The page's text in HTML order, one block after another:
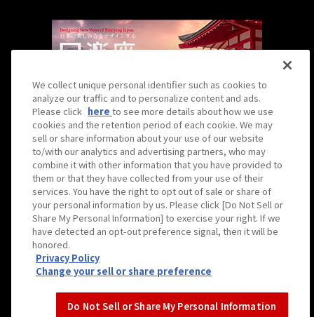
Hirakuza is operated by Hanshin Contents Link
Corporation
日楽座は株式会社阪神コンテンツリンクが運営しています。
© 2023 Hanshin Contents Link Corporation
We collect unique personal identifier such as cookies to
analyze our traffic and to personalize content and ads.
Please click here to see more details about how we use
cookies and the retention period of each cookie. We may
sell or share information about your use of our website
to/with our analytics and advertising partners, who may
combine it with other information that you have provided to
them or that they have collected from your use of their
services. You have the right to opt out of sale or share of
your personal information by us. Please click [Do Not Sell or
Share My Personal Information] to exercise your right. If we
have detected an opt-out preference signal, then it will be
honored.
Privacy Policy
Change your sell or share preference
Do Not Sell or Share My Personal Information